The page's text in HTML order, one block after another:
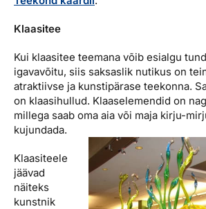
Klaasitee
Kui klaasitee teemana võib esialgu
igavavõitu, siis saksaslik nutikus on
atraktiivse ja kunstipärase teekonna.
on klaasihullud. Klaaselemendid on
millega saab oma aia või maja kirju-
kujundada.
Klaasiteele
jäävad
näiteks
kunstnik